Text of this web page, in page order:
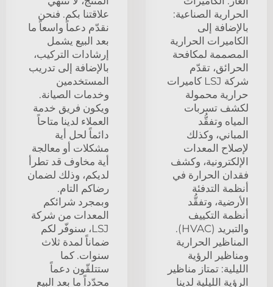
الحرارية الصناعية:
بالإضافة إلى
الكاميرات الحرارية
المصممة لمكافحة
الحرائق، تقدّم
شركة LSJ كاميرات
حرارية محمولة
لكشف تسربات
المياه وتفقُّد
المباني، وكذلك
لإصلاح المعدات
الإلكترونية، وكشف
فقدان الحرارة في
أنظمة التدفئة
الأرضية، وتفقُّد
أنظمة التكييف
والتبريد (HVAC).
المناظير الحرارية
ومناظير الرؤية
الليلية: تمتاز مناظير
الرؤية الليلية لدينا
علاقتنا بكم. فنحن
نقدّم دعماً واسعاً ما
بعد البيع يشمل
إرشادات التركيب،
بالإضافة إلى تدريب
المستخدمين
وخدمات الصيانة.
ويكون فريق خدمة
العملاء لدينا متاحاً
دائماً لحل أية
مشكلات أو معالجة
أية مخاوف قد تطرأ
لديكم، وذلك لضمان
رضاكم التام.
وبمجرد شرائكم
المعدات من شركة
LSJ، سنوفّر لكم
ضماناً لمدة ثلاث
سنوات. كما
ستتلقّون دعماً
محدّداً ما بعد البيع